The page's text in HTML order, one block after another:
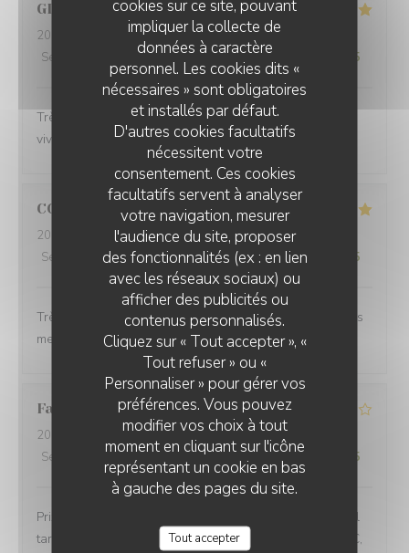
cookies sur ce site, pouvant
impliquer la collecte de
données à caractère
personnel. Les cookies dits «
nécessaires » sont obligatoires
et installés par défaut.
D'autres cookies facultatifs
nécessitent votre
consentement. Ces cookies
facultatifs servent à analyser
votre navigation, mesurer
l'audience du site, proposer
des fonctionnalités (ex : en lien
avec les réseaux sociaux) ou
afficher des publicités ou
contenus personnalisés.
Cliquez sur « Tout accepter », «
Tout refuser » ou «
Personnaliser » pour gérer vos
préférences. Vous pouvez
modifier vos choix à tout
moment en cliquant sur l'icône
représentant un cookie en bas
à gauche des pages du site.
Tout accepter
GILLES
2026-07-17
- 19:45 - Couverts 2
Service
Ambiance: 5/5 Cuisine: 5/5 Qualité / Prix /5
Très bon accueil Excellente cuisine A recommander
vivement 😀
CORINNE
2026-07-08
- 12:30 - Couverts 2
Service
/5 Ambiance: 5/5 Cuisine :5/5 Qualité / Prix /5
Très beau cadre avec une équipe aux petits soins et des
mets délicieux !
Fabien
2026-06-24
- 20:00 - Couverts 3
Service
/5 Ambiance :2 /5 Cuisine: 3/5 Qualité / Prix /5
Prix excessif : les plats servis n'ont rien qui justifie un tel
tarif. Exemple : Poêlée de 3 maigres crevettes pour 28 €,
PLEIN SUD